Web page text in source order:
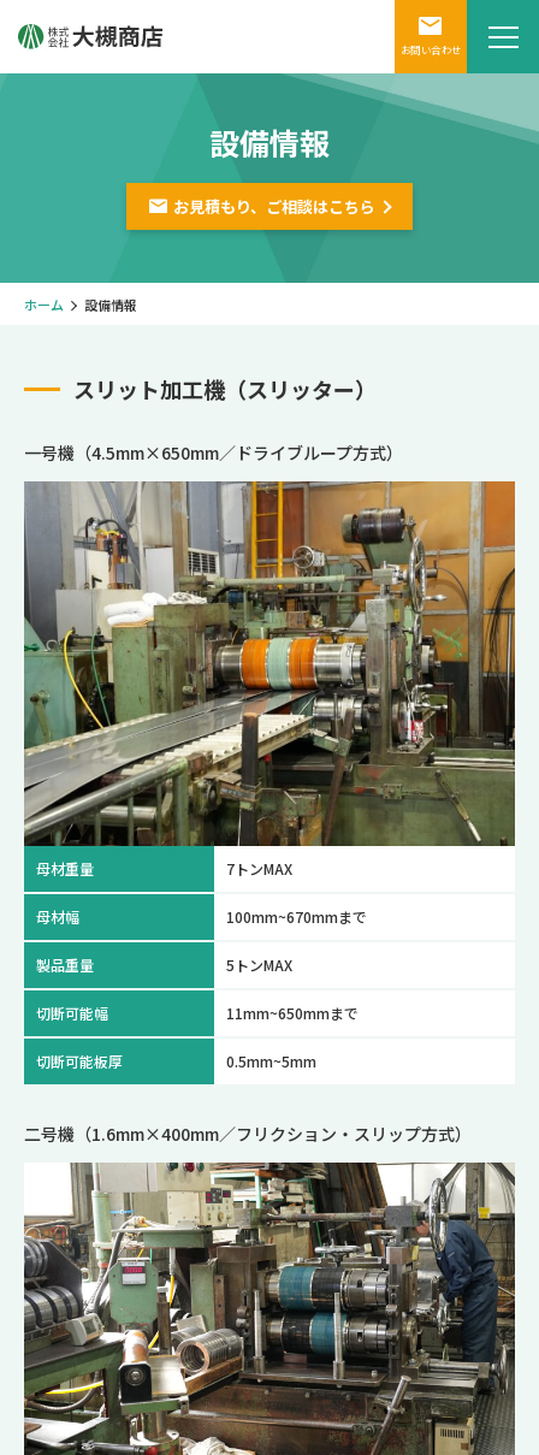
お問い合わせ
設備情報
お見積もり、ご相談はこちら
ホーム 設備情報
スリット加工機（スリッター）
一号機（4.5mm×650mm／ドライブループ方式）
母材重量 7トンMAX
母材幅 100mm~670mmまで
製品重量 5トンMAX
切断可能幅 11mm~650mmまで
切断可能板厚 0.5mm~5mm
二号機（1.6mm×400mm／フリクション・スリップ方式）